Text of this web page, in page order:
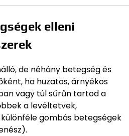
elleni
de néhány betegség és
ha huzatos, árnyékos
vagy túl sűrűn tartod a
a levéltetvek,
gombás betegségek